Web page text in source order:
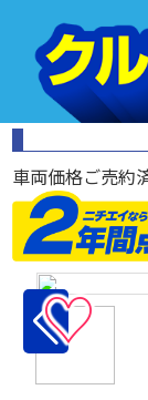
車両価格ご売約
♡